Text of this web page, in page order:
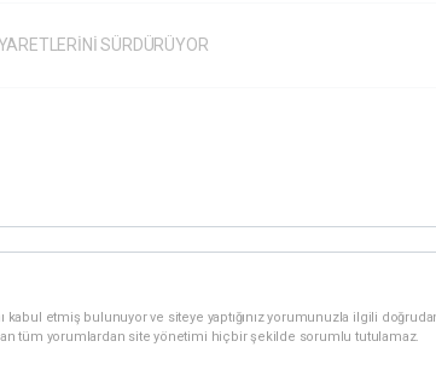
SÜRDÜRÜYOR
kabul etmiş bulunuyor ve siteye yaptığınız yorumunuzla ilgili
tüm yorumlardan site yönetimi hiçbir şekilde sorumlu tutulamaz.